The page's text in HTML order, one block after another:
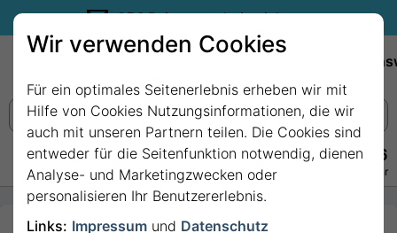
35€ Reisegutschein sichern.
+49 228 3875 7256
Persönlich · Kostenlos · Täglich 08–22 Uhr
Wir verwenden Cookies
Für ein optimales Seitenerlebnis erheben wir mit
Hilfe von Cookies Nutzungsinformationen, die wir
auch mit unseren Partnern teilen. Die Cookies sind
entweder für die Seitenfunktion notwendig, dienen
Analyse- und Marketingzwecken oder
personalisieren Ihr Benutzererlebnis.
Links: Impressum und Datenschutz